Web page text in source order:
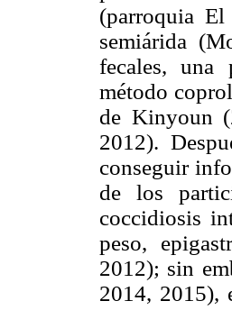
(parroquia
semiárida
fecales, una
método
de Kinyoun
2012).
conseguir
de los
coccidiosis
peso,
2012); sin
2014, 2015),